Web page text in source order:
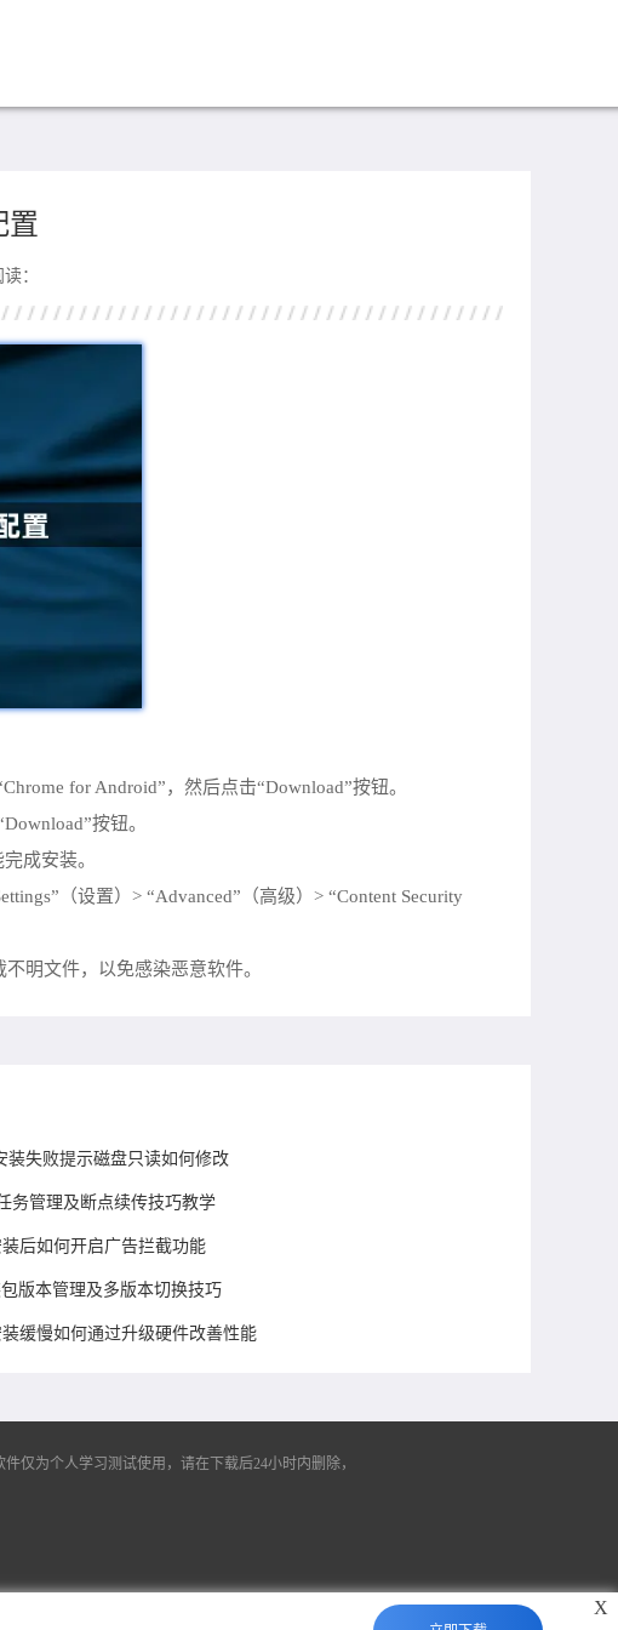
置
：
for Android”，然后点击“Download”按钮。
按钮。
成安装。
（设置）> “Advanced”（高级）> “Content Security
明文件，以免感染恶意软件。
装失败提示磁盘只读如何修改
务管理及断点续传技巧教学
后如何开启广告拦截功能
版本管理及多版本切换技巧
缓慢如何通过升级硬件改善性能
仅为个人学习测试使用，请在下载后24小时内删除，
X